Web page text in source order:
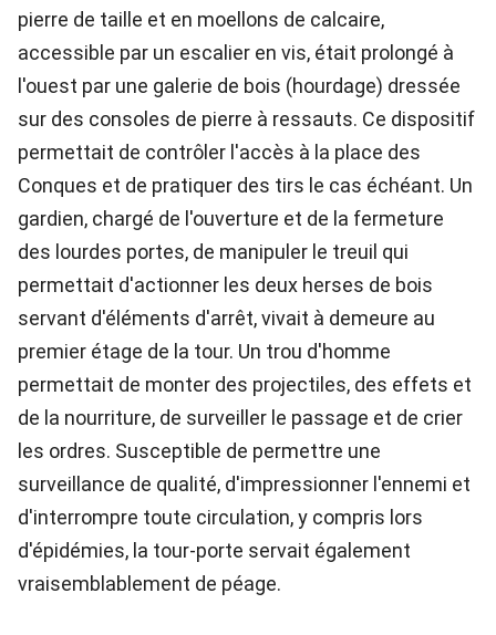
pierre de taille et en moellons de calcaire,
accessible par un escalier en vis, était prolongé à
l'ouest par une galerie de bois (hourdage) dressée
sur des consoles de pierre à ressauts. Ce dispositif
permettait de contrôler l'accès à la place des
Conques et de pratiquer des tirs le cas échéant. Un
gardien, chargé de l'ouverture et de la fermeture
des lourdes portes, de manipuler le treuil qui
permettait d'actionner les deux herses de bois
servant d'éléments d'arrêt, vivait à demeure au
premier étage de la tour. Un trou d'homme
permettait de monter des projectiles, des effets et
de la nourriture, de surveiller le passage et de crier
les ordres. Susceptible de permettre une
surveillance de qualité, d'impressionner l'ennemi et
d'interrompre toute circulation, y compris lors
d'épidémies, la tour-porte servait également
vraisemblablement de péage.